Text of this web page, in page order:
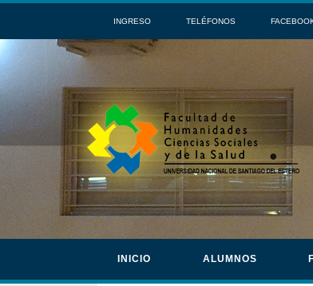
INGRESO TELÉFONOS
INICIO ALUMNOS